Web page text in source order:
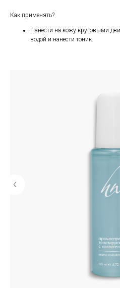
Как применять?
Нанести на кожу круговыми
водой и нанести тоник.